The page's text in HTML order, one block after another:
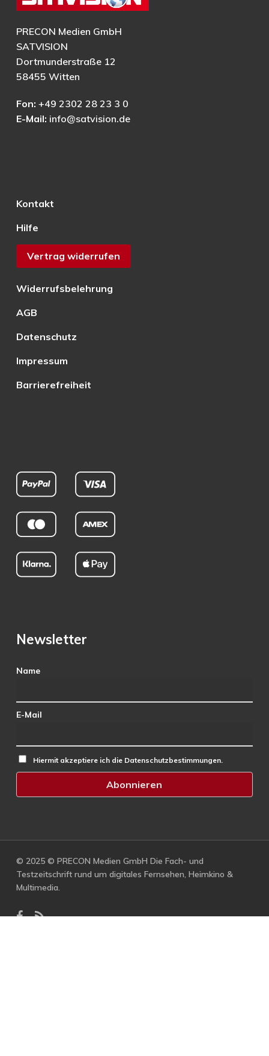
PRECON Medien GmbH
SATVISION
Dortmunderstraße 12
58455 Witten
Fon: +49 2302 28 23 3 0
E-Mail: info@satvision.de
Kontakt
Hilfe
Vertrag widerrufen
Widerrufsbelehrung
AGB
Datenschutz
Impressum
Barrierefreiheit
Newsletter
Name
E-Mail
Hiermit akzeptiere ich die Datenschutzbestimmungen.
© 2025 © PRECON Medien GmbH Die Fach- und
Testzeitschrift rund um digitales Fernsehen, Heimkino &
Multimedia.
facebook
RSS